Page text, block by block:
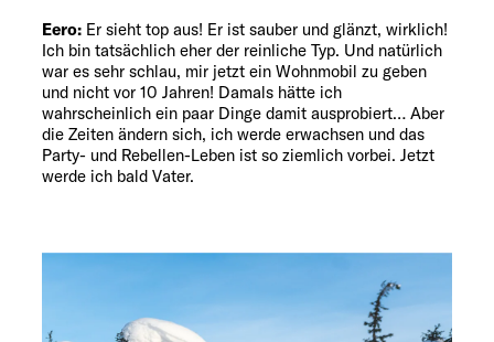
Eero: Er sieht top aus! Er ist sauber und glänzt, wirklich!
Ich bin tatsächlich eher der reinliche Typ. Und natürlich
war es sehr schlau, mir jetzt ein Wohnmobil zu geben
und nicht vor 10 Jahren! Damals hätte ich
wahrscheinlich ein paar Dinge damit ausprobiert… Aber
die Zeiten ändern sich, ich werde erwachsen und das
Party- und Rebellen-Leben ist so ziemlich vorbei. Jetzt
werde ich bald Vater.